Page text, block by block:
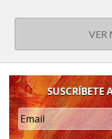
VER
SUSCRÍBETE